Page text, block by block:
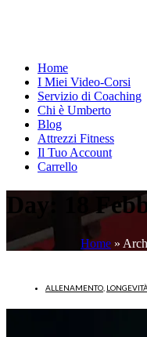
Home
I Miei Video-Corsi
Servizio di Coaching
Chi è Umberto
Blog
Attrezzi Fitness
Il Tuo Account
Carrello
Day: 18
Home »
ALLENAMENTO